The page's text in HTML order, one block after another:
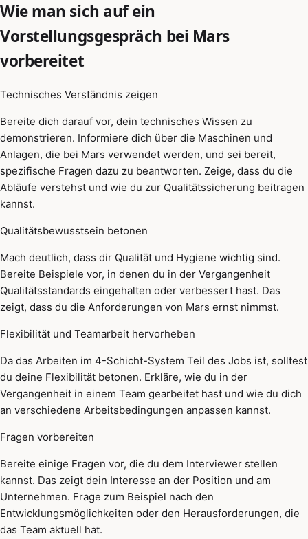
Wie man sich auf ein
Vorstellungsgespräch bei Mars
vorbereitet
Technisches Verständnis zeigen
Bereite dich darauf vor, dein technisches Wissen zu
demonstrieren. Informiere dich über die Maschinen und
Anlagen, die bei Mars verwendet werden, und sei bereit,
spezifische Fragen dazu zu beantworten. Zeige, dass du die
Abläufe verstehst und wie du zur Qualitätssicherung beitragen
kannst.
Qualitätsbewusstsein betonen
Mach deutlich, dass dir Qualität und Hygiene wichtig sind.
Bereite Beispiele vor, in denen du in der Vergangenheit
Qualitätsstandards eingehalten oder verbessert hast. Das
zeigt, dass du die Anforderungen von Mars ernst nimmst.
Flexibilität und Teamarbeit hervorheben
Da das Arbeiten im 4-Schicht-System Teil des Jobs ist, solltest
du deine Flexibilität betonen. Erkläre, wie du in der
Vergangenheit in einem Team gearbeitet hast und wie du dich
an verschiedene Arbeitsbedingungen anpassen kannst.
Fragen vorbereiten
Bereite einige Fragen vor, die du dem Interviewer stellen
kannst. Das zeigt dein Interesse an der Position und am
Unternehmen. Frage zum Beispiel nach den
Entwicklungsmöglichkeiten oder den Herausforderungen, die
das Team aktuell hat.